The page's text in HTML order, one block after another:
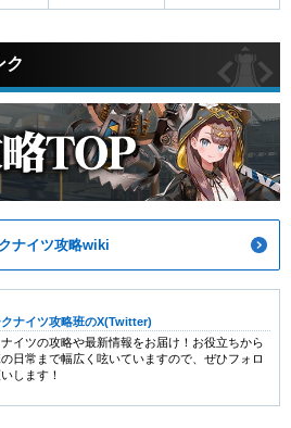
ク
ナイツ攻略wiki
ナイツ攻略班のX(Twitter)
イツの攻略や最新情報をお届け！お役立ちから
日常まで幅広く呟いていますので、ぜひフォロ
します！